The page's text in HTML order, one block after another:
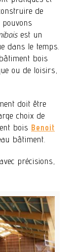
de
est un
dans le temps.
bois
ou de loisirs,
doit être
choix de
bois Benoit
bâtiment.
précisions,